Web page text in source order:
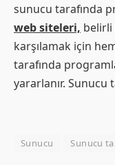
sunucu tarafında
web siteleri, belirli
karşılamak için
tarafında
yararlanır.
Sunucu Sunucu